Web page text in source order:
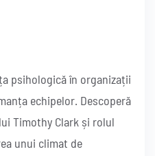
psihologică în organizații
echipelor. Descoperă
Timothy Clark și rolul
unui climat de